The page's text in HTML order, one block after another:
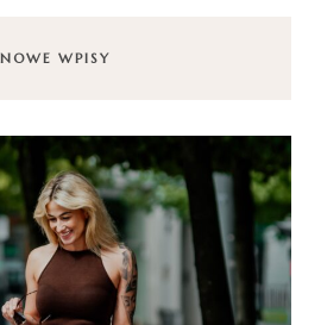
NOWE WPISY